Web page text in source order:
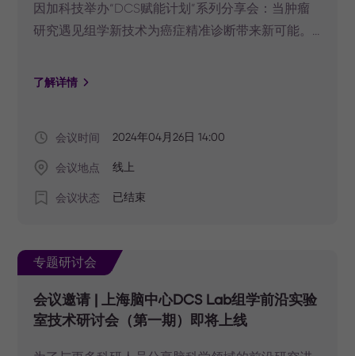
因加科技举办“DCS赋能计划”系列分享会：当肿瘤
研究遇见组学新技术为癌症精准诊断带来新可能。
的新思路。
了解详情
会议时间 2024年04月26日 14:00
会议地点 线上
会议状态 已结束
专题研讨会
会议邀请 | 上海脑中心DCS Lab组学前沿实验
室技术研讨会（第一期）即将上线